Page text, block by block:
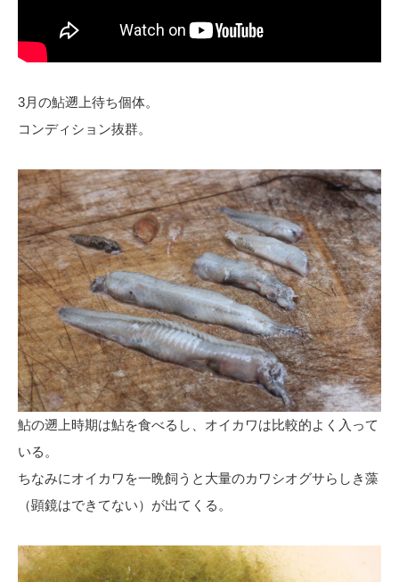
3月の鮎遡上待ち個体。
コンディション抜群。
鮎の遡上時期は鮎を食べるし、オイカワは比較的よく入って
いる。
ちなみにオイカワを一晩飼うと大量のカワシオグサらしき藻
（顕鏡はできてない）が出てくる。